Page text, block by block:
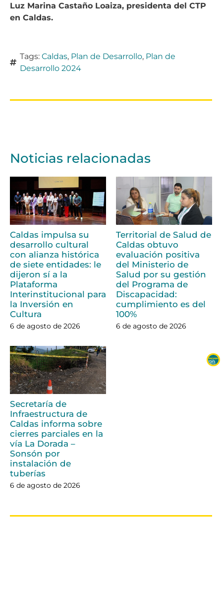
Luz Marina Castaño Loaiza, presidenta del CTP
en Caldas.
Tags: Caldas, Plan de Desarrollo, Plan de
Desarrollo 2024
Noticias relacionadas
Caldas impulsa su
desarrollo cultural
con alianza histórica
de siete entidades: le
dijeron sí a la
Plataforma
Interinstitucional para
la Inversión en
Cultura
6 de agosto de 2026
Territorial de Salud de
Caldas obtuvo
evaluación positiva
del Ministerio de
Salud por su gestión
del Programa de
Discapacidad:
cumplimiento es del
100%
6 de agosto de 2026
Secretaría de
Infraestructura de
Caldas informa sobre
cierres parciales en la
vía La Dorada –
Sonsón por
instalación de
tuberías
6 de agosto de 2026